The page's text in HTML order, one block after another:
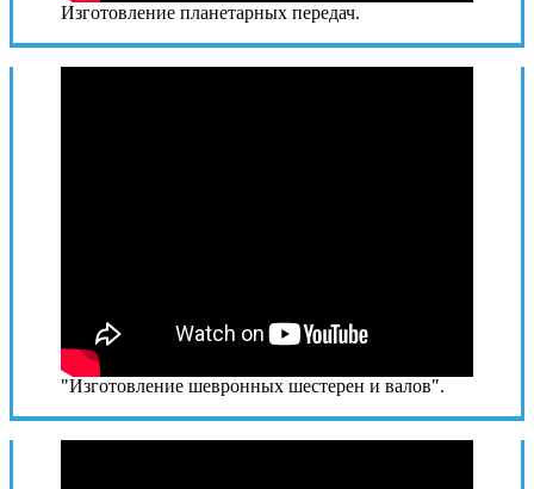
Изготовление планетарных передач.
"Изготовление шевронных шестерен и валов".